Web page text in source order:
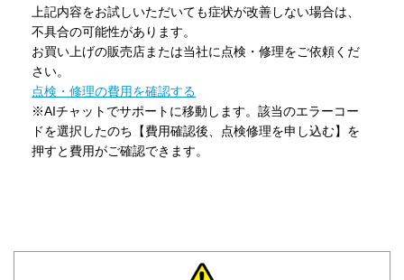
上記内容をお試しいただいても症状が改善しない場合は、
不具合の可能性があります。
お買い上げの販売店または当社に点検・修理をご依頼くだ
点検・修理の費用を確認する
※AIチャットでサポートに移動します。該当のエラーコー
ドを選択したのち【費用確認後、点検修理を申し込む】を
押すと費用がご確認できます。